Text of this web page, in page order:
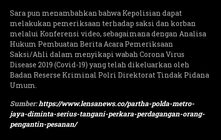
Sara pun menambahkan bahwa Kepolisian dapat
melakukan pemeriksaan terhadap saksi dan korban
melalui Konferensi video, sebagaimana dengan Analisa
Hukum Pembuatan Berita Acara Pemeriksaan
Saksi/Ahli dalam menyikapi wabah Corona Virus
Disease 2019 (Covid-19) yang telah dikeluarkan oleh
Badan Reserse Kriminal Polri Direktorat Tindak Pidana
Umum.
Sumber:https://www.lensanews.co/partha-polda-metro-
jaya-diminta-serius-tangani-perkara-perdagangan-orang-
pengantin-pesanan/